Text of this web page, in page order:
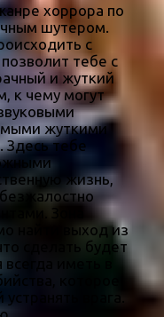
хоррора по
шутером.
с
тебе с
и жуткий
к чему могут
жуткими
Здесь тебе
жизнь,
Зона
найти выход из
сделать будет
иметь в
которое
врага.